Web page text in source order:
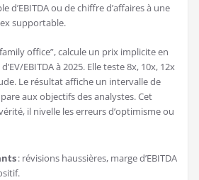
d’EBITDA ou de chiffre d’affaires à une
supportable.
office”, calcule un prix implicite en
EBITDA à 2025. Elle teste 8x, 10x, 12x
Le résultat affiche un intervalle de
aux objectifs des analystes. Cet
il nivelle les erreurs d’optimisme ou
: révisions haussières, marge d’EBITDA